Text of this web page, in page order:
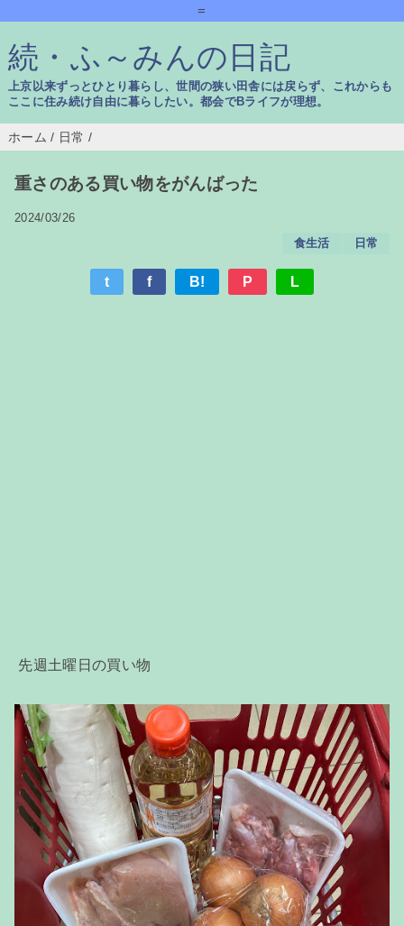
=
続・ふ～みんの日記
上京以来ずっとひとり暮らし、世間の狭い田舎には戻らず、これからも
ここに住み続け自由に暮らしたい。都会でBライフが理想。
ホーム / 日常 /
重さのある買い物をがんばった
2024/03/26
食生活
日常
t f B! P L
先週土曜日の買い物